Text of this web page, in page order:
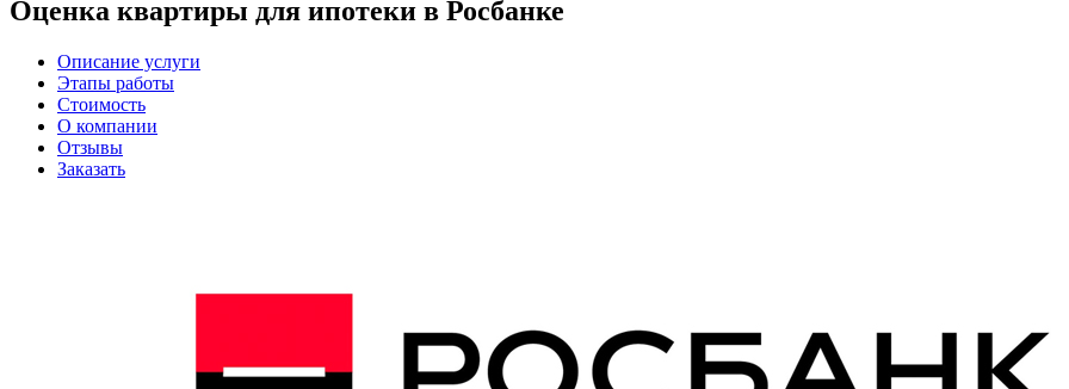
Оценка квартиры для ипотеки в Росбанке
Описание услуги
Этапы работы
Стоимость
О компании
Отзывы
Заказать